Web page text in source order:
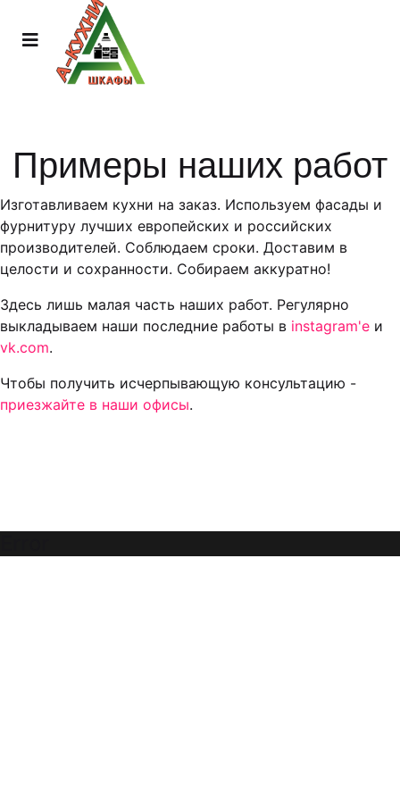
Примеры наших работ
Изготавливаем кухни на заказ. Используем фасады и
фурнитуру лучших европейских и российских
производителей. Соблюдаем сроки. Доставим в
целости и сохранности. Собираем аккуратно!
Здесь лишь малая часть наших работ. Регулярно
выкладываем наши последние работы в instagram'е и
vk.com.
Чтобы получить исчерпывающую консультацию -
приезжайте в наши офисы.